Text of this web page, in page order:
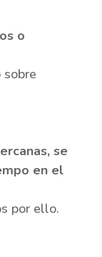
o
sobre
se
en el
por ello.